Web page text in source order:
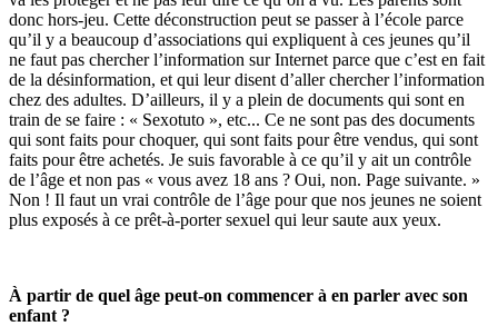
donc hors-jeu. Cette déconstruction peut se passer à l’école parce
qu’il y a beaucoup d’associations qui expliquent à ces jeunes qu’il
ne faut pas chercher l’information sur Internet parce que c’est en fait
de la désinformation, et qui leur disent d’aller chercher l’information
chez des adultes. D’ailleurs, il y a plein de documents qui sont en
train de se faire : « Sexotuto », etc... Ce ne sont pas des documents
qui sont faits pour choquer, qui sont faits pour être vendus, qui sont
faits pour être achetés. Je suis favorable à ce qu’il y ait un contrôle
de l’âge et non pas « vous avez 18 ans ? Oui, non. Page suivante. »
Non ! Il faut un vrai contrôle de l’âge pour que nos jeunes ne soient
plus exposés à ce prêt-à-porter sexuel qui leur saute aux yeux.
À partir de quel âge peut-on commencer à en parler avec son
enfant ?